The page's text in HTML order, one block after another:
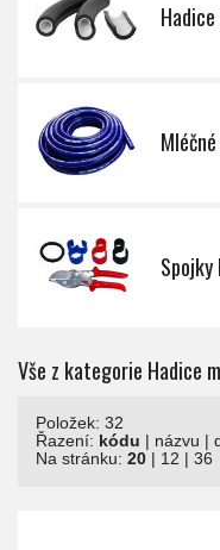
Hadice
Spojky
Vše z kategorie Hadice
Položek: 32
Řazení: kódu názvu
Na stránku: 20 12 36